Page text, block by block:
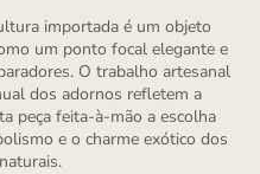
importada é um objeto
um ponto focal elegante e
O trabalho artesanal
dos adornos refletem a
peça feita-à-mão a escolha
e o charme exótico dos